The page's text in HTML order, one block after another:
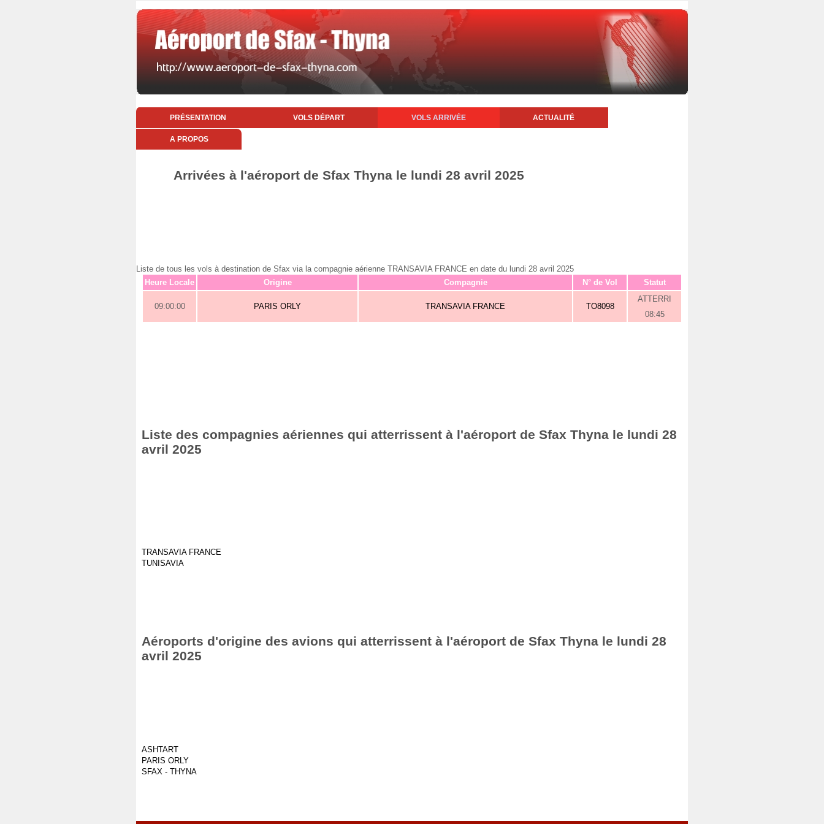
PRÉSENTATION VOLS DÉPART VOLS ARRIVÉE ACTUALITÉ
A PROPOS
Arrivées à l'aéroport de Sfax Thyna le lundi 28 avril 2025
Liste de tous les vols à destination de Sfax via la compagnie aérienne TRANSAVIA FRANCE en date du lundi 28 avril 2025
Heure Locale
Origine Compagnie N° de Vol Statut
09:00:00 PARIS ORLY TRANSAVIA FRANCE TO8098
ATTERRI
08:45
Liste des compagnies aériennes qui atterrissent à l'aéroport de Sfax Thyna le lundi 28
avril 2025
TRANSAVIA FRANCE
TUNISAVIA
Aéroports d'origine des avions qui atterrissent à l'aéroport de Sfax Thyna le lundi 28
avril 2025
ASHTART
PARIS ORLY
SFAX - THYNA